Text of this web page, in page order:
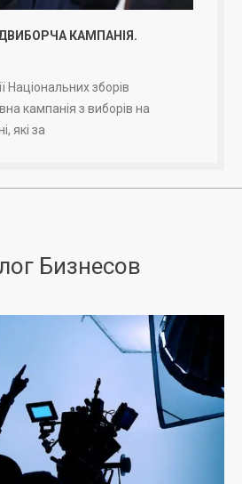
КАМПАНІЯ.
Національних зборів
кампанія з виборів на
які за
Бизнесов